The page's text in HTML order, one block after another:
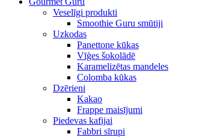
Veselīgi produkti
Smoothie Guru smūtiji
Uzkodas
Panettone kūkas
Vīģes šokolādē
Karamelizētas mandeles
Colomba kūkas
Dzērieni
Kakao
Frappe maisījumi
Piedevas kafijai
Fabbri sīrupi